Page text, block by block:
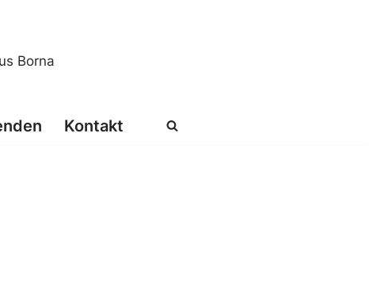
Borna
Kontakt